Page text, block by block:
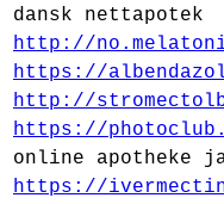
dansk nettapotek
http://
https://
http://
https://
online apotheke
https://